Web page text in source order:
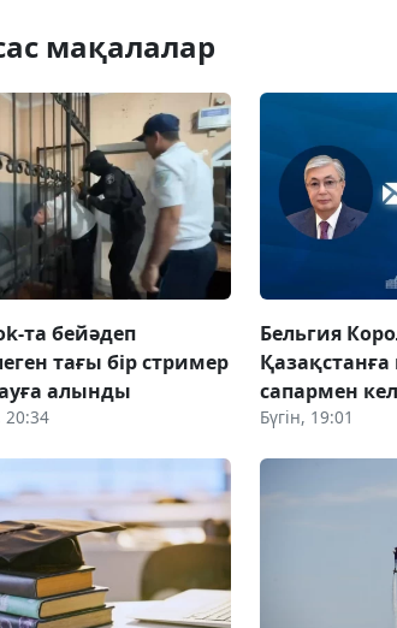
мақалалар
та бейәдеп
тағы бір стример
алынды
20:34
Бельгия
сапармен
Бүгін, 19:01